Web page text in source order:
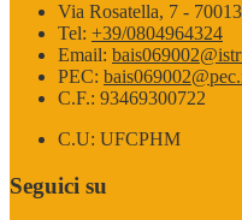
Via Rosatella, 7 -
Tel: +39/0804964324
Email:
PEC:
C.F.: 93469300722
C.U: UFCPHM
Seguici su